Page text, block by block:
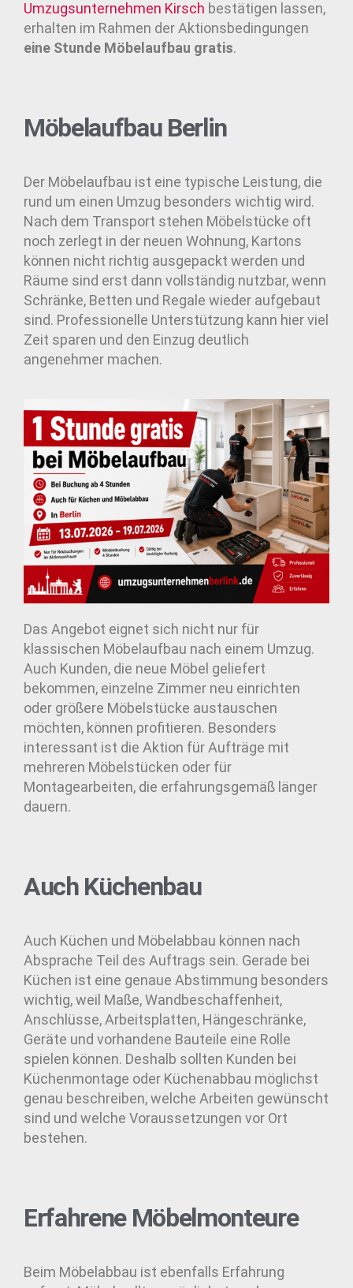
Umzugsunternehmen Kirsch bestätigen lassen,
erhalten im Rahmen der Aktionsbedingungen
eine Stunde Möbelaufbau gratis.
Möbelaufbau Berlin
Der Möbelaufbau ist eine typische Leistung, die
rund um einen Umzug besonders wichtig wird.
Nach dem Transport stehen Möbelstücke oft
noch zerlegt in der neuen Wohnung, Kartons
können nicht richtig ausgepackt werden und
Räume sind erst dann vollständig nutzbar, wenn
Schränke, Betten und Regale wieder aufgebaut
sind. Professionelle Unterstützung kann hier viel
Zeit sparen und den Einzug deutlich
angenehmer machen.
Das Angebot eignet sich nicht nur für
klassischen Möbelaufbau nach einem Umzug.
Auch Kunden, die neue Möbel geliefert
bekommen, einzelne Zimmer neu einrichten
oder größere Möbelstücke austauschen
möchten, können profitieren. Besonders
interessant ist die Aktion für Aufträge mit
mehreren Möbelstücken oder für
Montagearbeiten, die erfahrungsgemäß länger
dauern.
Auch Küchenbau
Auch Küchen und Möbelabbau können nach
Absprache Teil des Auftrags sein. Gerade bei
Küchen ist eine genaue Abstimmung besonders
wichtig, weil Maße, Wandbeschaffenheit,
Anschlüsse, Arbeitsplatten, Hängeschränke,
Geräte und vorhandene Bauteile eine Rolle
spielen können. Deshalb sollten Kunden bei
Küchenmontage oder Küchenabbau möglichst
genau beschreiben, welche Arbeiten gewünscht
sind und welche Voraussetzungen vor Ort
bestehen.
Erfahrene Möbelmonteure
Beim Möbelabbau ist ebenfalls Erfahrung